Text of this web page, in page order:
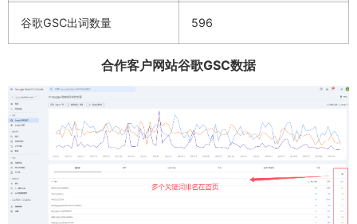
谷歌GSC出词数量 596
合作客户网站谷歌GSC数据